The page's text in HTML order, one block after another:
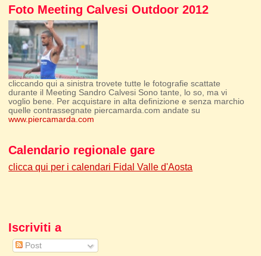
Foto Meeting Calvesi Outdoor 2012
cliccando qui a sinistra trovete tutte le fotografie scattate
durante il Meeting Sandro Calvesi Sono tante, lo so, ma vi
voglio bene. Per acquistare in alta definizione e senza marchio
quelle contrassegnate piercamarda.com andate su
www.piercamarda.com
Calendario regionale gare
clicca qui per i calendari Fidal Valle d'Aosta
Iscriviti a
Post